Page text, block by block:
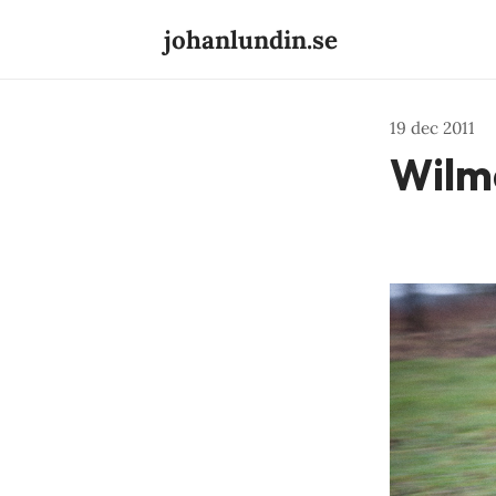
johanlundin.se
19 dec 2011